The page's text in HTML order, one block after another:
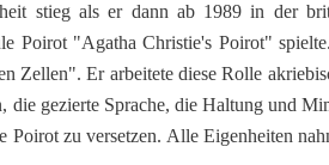
stieg als er dann ab 1989 in der
Poirot "Agatha Christie's Poirot"
Zellen". Er arbeitete diese Rolle
die gezierte Sprache, die Haltung und
Poirot zu versetzen. Alle Eigenheiten